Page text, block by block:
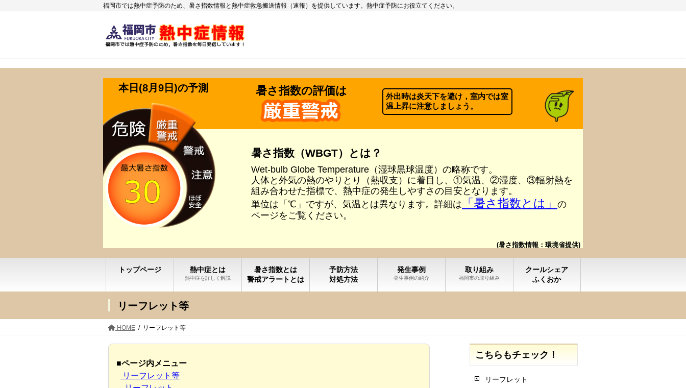
へ
ョ
福岡市では熱中症予防のため、暑さ指数情報と熱中症救急搬送情報（速報）を提供しています。熱中症予防にお役立てください。
本日(8月9日)の予測 暑さ指数の評価は
外出時は炎天下を避け，室内では室
温上昇に注意しましょう。
暑さ指数（WBGT）とは？
Wet-bulb Globe Temperature（湿球黒球温度）の略称です。
人体と外気の熱のやりとり（熱収支）に着目し、①気温、②湿度、③輻射熱を
組み合わせた指標で、熱中症の発生しやすさの目安となります。
単位は「℃」ですが、気温とは異なります。詳細は
「暑さ指数とは」
の
ページをご覧ください。
(暑さ指数情報：環境省提供)
トップページ 熱中症とは
熱中症を詳しく解説
暑さ指数とは
警戒アラートとは
予防方法
対処方法
発生事例
発生事例の紹介
取り組み
福岡市の取り組み
クールシェア
ふくおか
リーフレット等
HOME リーフレット等
■ページ内メニュー
リーフレット等
こちらもチェック！
リーフレット